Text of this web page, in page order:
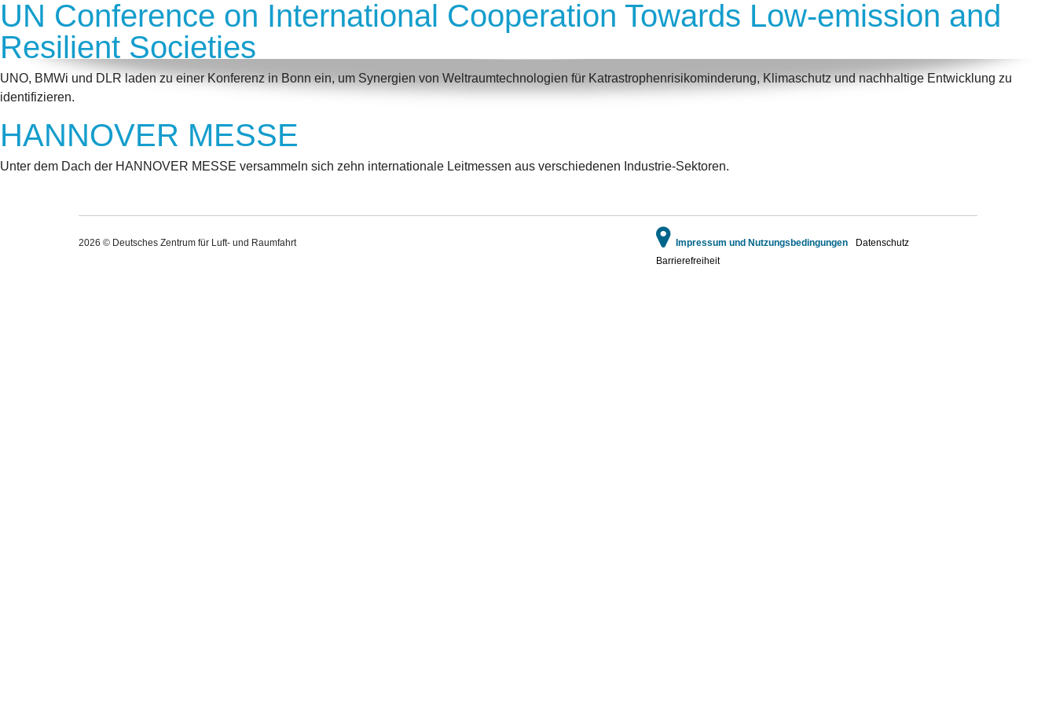
UN Conference on International Cooperation Towards Low-emission and
Resilient Societies
UNO, BMWi und DLR laden zu einer Konferenz in Bonn ein, um Synergien von Weltraumtechnologien für Katrastrophenrisikominderung, Klimaschutz und nachhaltige Entwicklung zu
identifizieren.
HANNOVER MESSE
Unter dem Dach der HANNOVER MESSE versammeln sich zehn internationale Leitmessen aus verschiedenen Industrie-Sektoren.
2026 © Deutsches Zentrum für Luft- und Raumfahrt Impressum und Nutzungsbedingungen
Datenschutz
Barrierefreiheit